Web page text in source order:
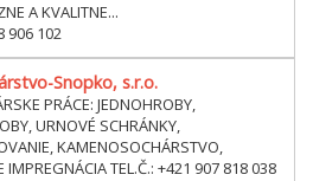
A KVALITNE...
906 102
Snopko, s.r.o.
PRÁCE: JEDNOHROBY,
URNOVÉ SCHRÁNKY,
KAMENOSOCHÁRSTVO,
IMPREGNÁCIA TEL.Č.: +421 907 818 038